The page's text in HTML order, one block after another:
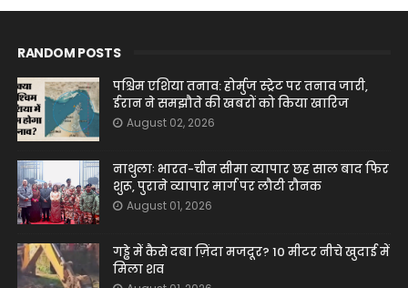
RANDOM POSTS
पश्चिम एशिया तनाव: होर्मुज स्ट्रेट पर तनाव जारी,
ईरान ने समझौते की खबरों को किया खारिज
August 02, 2026
नाथुलाः भारत-चीन सीमा व्यापार छह साल बाद फिर
शुरू, पुराने व्यापार मार्ग पर लौटी रौनक
August 01, 2026
गड्ढे में कैसे दबा ज़िंदा मजदूर? 10 मीटर नीचे खुदाई में
मिला शव